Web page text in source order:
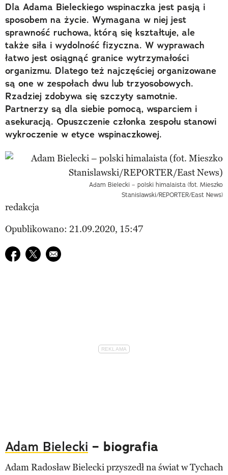
Dla Adama Bieleckiego wspinaczka jest pasją i
sposobem na życie. Wymagana w niej jest
sprawność ruchowa, którą się kształtuje, ale
także siła i wydolność fizyczna. W wyprawach
łatwo jest osiągnąć granice wytrzymałości
organizmu. Dlatego też najczęściej organizowane
są one w zespołach dwu lub trzyosobowych.
Rzadziej zdobywa się szczyty samotnie.
Partnerzy są dla siebie pomocą, wsparciem i
asekuracją. Opuszczenie członka zespołu stanowi
wykroczenie w etyce wspinaczkowej.
Adam Bielecki – polski himalaista (fot. Mieszko
Stanislawski/REPORTER/East News)
redakcja
Opublikowano: 21.09.2020, 15:47
Udostępnij na facebook
Udostępnij na twitter
E-mail do przyjaciela
Adam Bielecki – biografia
Adam Radosław Bielecki przyszedł na świat w Tychach